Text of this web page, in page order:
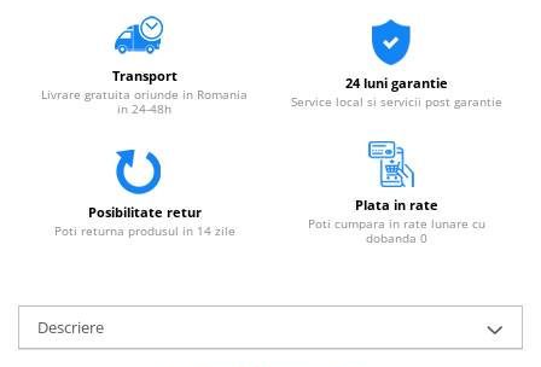
Transport
Livrare gratuita oriunde in Romania
in 24-48h
24 luni garantie
Service local si servicii post garantie
Posibilitate retur
Poti returna produsul in 14 zile
Plata in rate
Poti cumpara in rate lunare cu
dobanda 0
Descriere